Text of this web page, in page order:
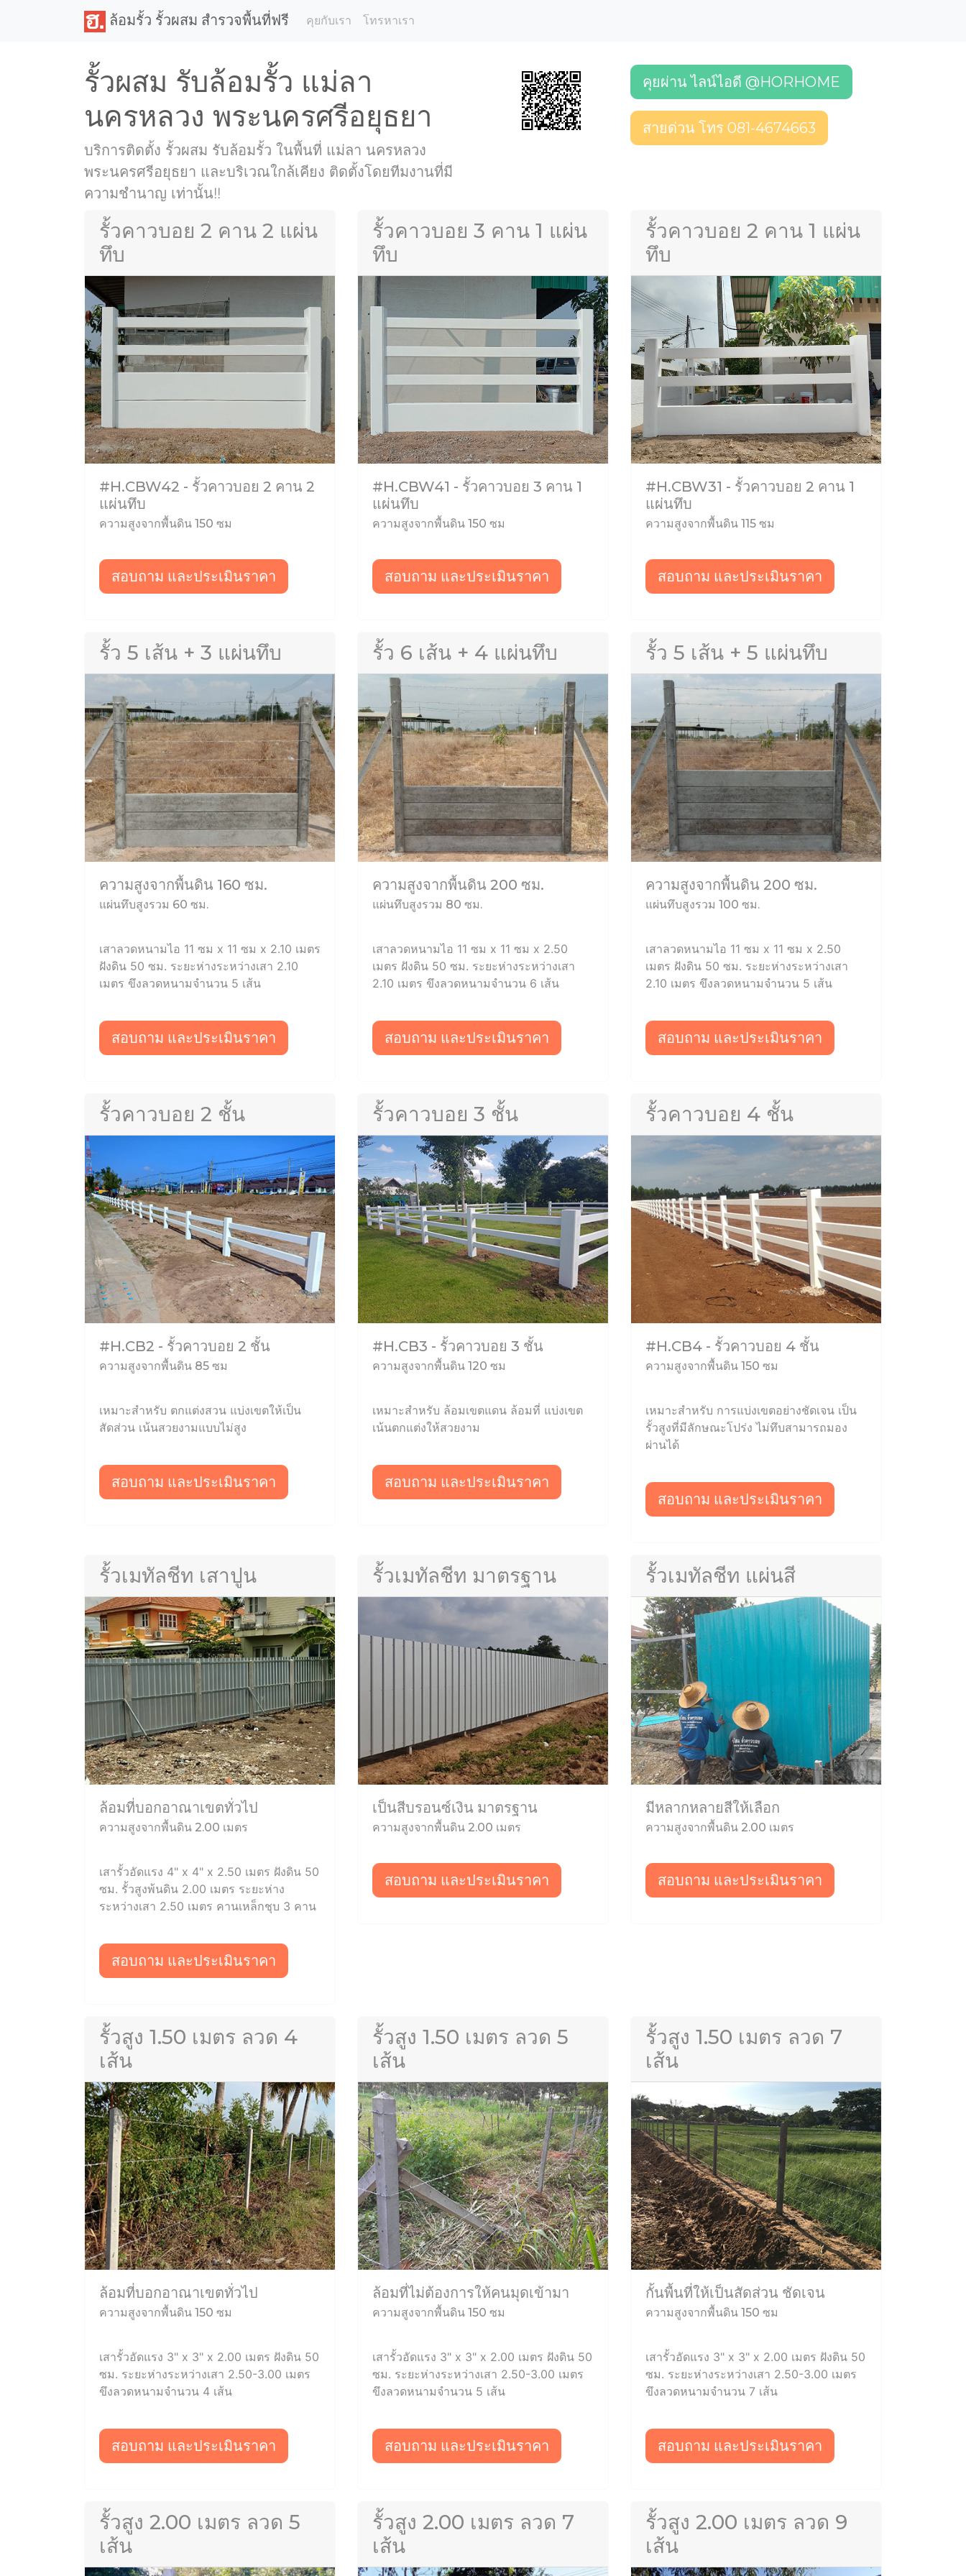
ล้อมรั้ว รั้วผสม สำรวจพื้นที่ฟรี คุยกับเรา โทรหาเรา
รั้วผสม รับล้อมรั้ว แม่ลา
นครหลวง พระนครศรีอยุธยา
บริการติดตั้ง รั้วผสม รับล้อมรั้ว ในพื้นที่ แม่ลา นครหลวง
พระนครศรีอยุธยา และบริเวณใกล้เคียง ติดตั้งโดยทีมงานที่มี
ความชำนาญ เท่านั้น!!
คุยผ่าน ไลน์ไอดี @HORHOME
สายด่วน โทร 081-4674663
รั้วคาวบอย 2 คาน 2 แผ่น
ทึบ
#H.CBW42 - รั้วคาวบอย 2 คาน 2
แผ่นทึบ
ความสูงจากพื้นดิน 150 ซม
สอบถาม และประเมินราคา
รั้วคาวบอย 3 คาน 1 แผ่น
ทึบ
#H.CBW41 - รั้วคาวบอย 3 คาน 1
แผ่นทึบ
ความสูงจากพื้นดิน 150 ซม
สอบถาม และประเมินราคา
รั้วคาวบอย 2 คาน 1 แผ่น
ทึบ
#H.CBW31 - รั้วคาวบอย 2 คาน 1
แผ่นทึบ
ความสูงจากพื้นดิน 115 ซม
สอบถาม และประเมินราคา
รั้ว 5 เส้น + 3 แผ่นทึบ
ความสูงจากพื้นดิน 160 ซม.
แผ่นทึบสูงรวม 60 ซม.
เสาลวดหนามไอ 11 ซม x 11 ซม x 2.10 เมตร
ฝังดิน 50 ซม. ระยะห่างระหว่างเสา 2.10
เมตร ขึงลวดหนามจำนวน 5 เส้น
สอบถาม และประเมินราคา
รั้ว 6 เส้น + 4 แผ่นทึบ
ความสูงจากพื้นดิน 200 ซม.
แผ่นทึบสูงรวม 80 ซม.
เสาลวดหนามไอ 11 ซม x 11 ซม x 2.50
เมตร ฝังดิน 50 ซม. ระยะห่างระหว่างเสา
2.10 เมตร ขึงลวดหนามจำนวน 6 เส้น
สอบถาม และประเมินราคา
รั้ว 5 เส้น + 5 แผ่นทึบ
ความสูงจากพื้นดิน 200 ซม.
แผ่นทึบสูงรวม 100 ซม.
เสาลวดหนามไอ 11 ซม x 11 ซม x 2.50
เมตร ฝังดิน 50 ซม. ระยะห่างระหว่างเสา
2.10 เมตร ขึงลวดหนามจำนวน 5 เส้น
สอบถาม และประเมินราคา
รั้วคาวบอย 2 ชั้น
#H.CB2 - รั้วคาวบอย 2 ชั้น
ความสูงจากพื้นดิน 85 ซม
เหมาะสำหรับ ตกแต่งสวน แบ่งเขตให้เป็น
สัดส่วน เน้นสวยงามแบบไม่สูง
สอบถาม และประเมินราคา
รั้วคาวบอย 3 ชั้น
#H.CB3 - รั้วคาวบอย 3 ชั้น
ความสูงจากพื้นดิน 120 ซม
เหมาะสำหรับ ล้อมเขตแดน ล้อมที่ แบ่งเขต
เน้นตกแต่งให้สวยงาม
สอบถาม และประเมินราคา
รั้วคาวบอย 4 ชั้น
#H.CB4 - รั้วคาวบอย 4 ชั้น
ความสูงจากพื้นดิน 150 ซม
เหมาะสำหรับ การแบ่งเขตอย่างชัดเจน เป็น
รั้วสูงที่มีลักษณะโปร่ง ไม่ทึบสามารถมอง
ผ่านได้
สอบถาม และประเมินราคา
รั้วเมทัลชีท เสาปูน
ล้อมที่บอกอาณาเขตทั่วไป
ความสูงจากพื้นดิน 2.00 เมตร
เสารั้วอัดแรง 4" x 4" x 2.50 เมตร ฝังดิน 50
ซม. รั้วสูงพ้นดิน 2.00 เมตร ระยะห่าง
ระหว่างเสา 2.50 เมตร คานเหล็กชุบ 3 คาน
สอบถาม และประเมินราคา
รั้วเมทัลชีท มาตรฐาน
เป็นสีบรอนซ์เงิน มาตรฐาน
ความสูงจากพื้นดิน 2.00 เมตร
สอบถาม และประเมินราคา
รั้วเมทัลชีท แผ่นสี
มีหลากหลายสีให้เลือก
ความสูงจากพื้นดิน 2.00 เมตร
สอบถาม และประเมินราคา
รั้วสูง 1.50 เมตร ลวด 4
เส้น
ล้อมที่บอกอาณาเขตทั่วไป
ความสูงจากพื้นดิน 150 ซม
เสารั้วอัดแรง 3" x 3" x 2.00 เมตร ฝังดิน 50
ซม. ระยะห่างระหว่างเสา 2.50-3.00 เมตร
ขึงลวดหนามจำนวน 4 เส้น
สอบถาม และประเมินราคา
รั้วสูง 1.50 เมตร ลวด 5
เส้น
ล้อมที่ไม่ต้องการให้คนมุดเข้ามา
ความสูงจากพื้นดิน 150 ซม
เสารั้วอัดแรง 3" x 3" x 2.00 เมตร ฝังดิน 50
ซม. ระยะห่างระหว่างเสา 2.50-3.00 เมตร
ขึงลวดหนามจำนวน 5 เส้น
สอบถาม และประเมินราคา
รั้วสูง 1.50 เมตร ลวด 7
เส้น
กั้นพื้นที่ให้เป็นสัดส่วน ชัดเจน
ความสูงจากพื้นดิน 150 ซม
เสารั้วอัดแรง 3" x 3" x 2.00 เมตร ฝังดิน 50
ซม. ระยะห่างระหว่างเสา 2.50-3.00 เมตร
ขึงลวดหนามจำนวน 7 เส้น
สอบถาม และประเมินราคา
รั้วสูง 2.00 เมตร ลวด 5
เส้น
รั้วสูง 2.00 เมตร ลวด 7
เส้น
รั้วสูง 2.00 เมตร ลวด 9
เส้น